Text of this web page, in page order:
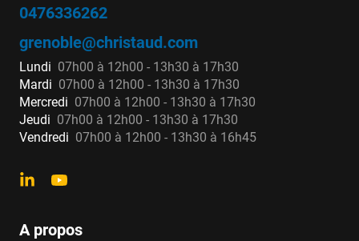
0476336262
grenoble@christaud.com
Lundi 07h00 à 12h00 - 13h30 à 17h30
Mardi 07h00 à 12h00 - 13h30 à 17h30
Mercredi 07h00 à 12h00 - 13h30 à 17h30
Jeudi 07h00 à 12h00 - 13h30 à 17h30
Vendredi 07h00 à 12h00 - 13h30 à 16h45
A propos